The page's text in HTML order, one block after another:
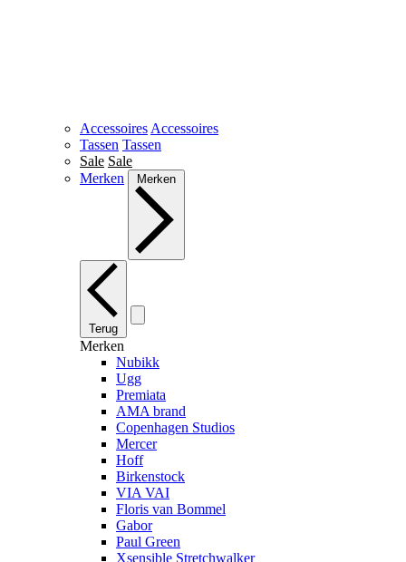
Accessoires Accessoires
Tassen Tassen
Sale Sale
Merken
Merken
Terug
Merken
Nubikk
Ugg
Premiata
AMA brand
Copenhagen Studios
Mercer
Hoff
Birkenstock
VIA VAI
Floris van Bommel
Gabor
Paul Green
Xsensible Stretchwalker